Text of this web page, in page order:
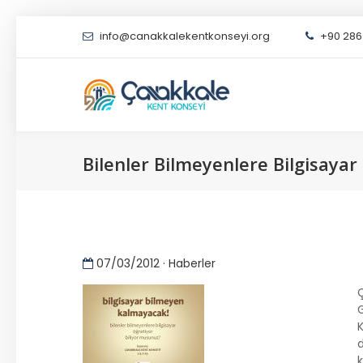
info@canakkalekentkonseyi.org +90 286
Bilenler Bilmeyenlere
07/03/2012 · Haberler